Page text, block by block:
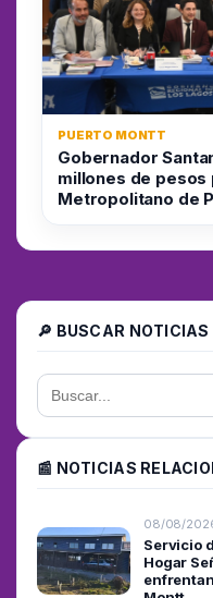
PUERTO MONTT
Gobernador
millones de pesos
Metropolitano de
🔎 BUSCAR NOTICIAS
📰 NOTICIAS
08/08/
Servicio
Hogar